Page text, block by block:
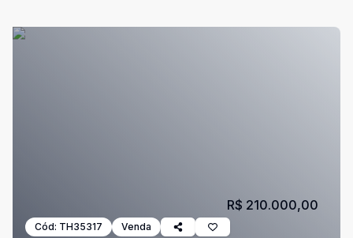
Cód: TH35317 Venda
R$ 210.000,00